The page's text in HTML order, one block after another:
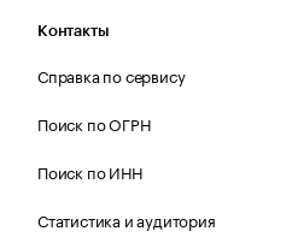
Контакты
Справка по сервису
Поиск по ОГРН
Поиск по ИНН
Статистика и аудитория